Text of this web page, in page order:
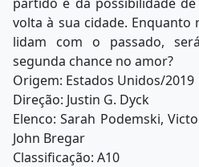
volta à sua cidade. Enquanto
lidam com o passado,
segunda chance no amor?
Origem: Estados Unidos/2019
Direção: Justin G. Dyck
Elenco: Sarah Podemski,
John Bregar
Classificação: A10